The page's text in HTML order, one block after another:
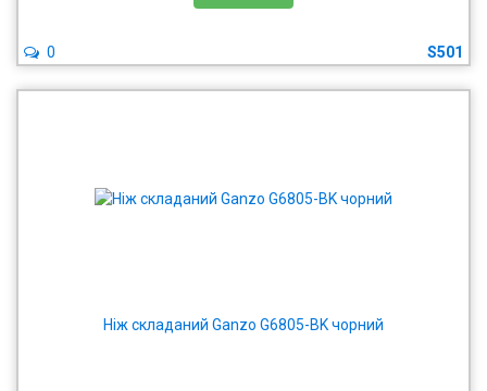
S501
0
Ніж складаний Ganzo G6805-BK чорний